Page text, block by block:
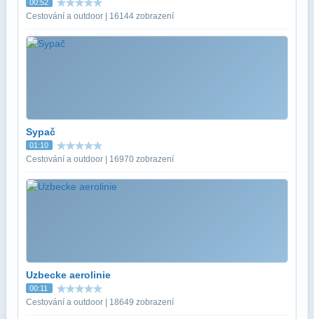
00:52
Cestování a outdoor | 16144 zobrazení
Sypač
01:10
Cestování a outdoor | 16970 zobrazení
Uzbecke aerolinie
00:11
Cestování a outdoor | 18649 zobrazení